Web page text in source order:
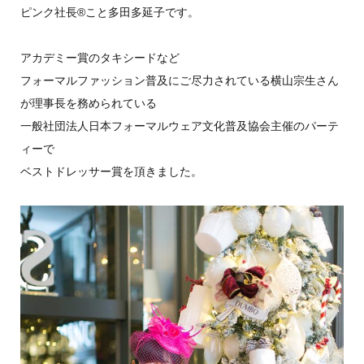
ピンク社長®こと多田多延子です。
アカデミー賞のタキシードなど
フォーマルファッション普及にご尽力されている横山宗生さん
が理事長を務められている
一般社団法人日本フォーマルウェア文化普及協会主催のパーテ
ィーで
ベストドレッサー賞を頂きました。